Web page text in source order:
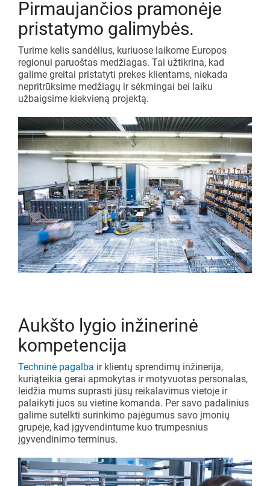
Pirmaujančios pramonėje
pristatymo galimybės.
Turime kelis sandėlius, kuriuose laikome Europos
regionui paruoštas medžiagas. Tai užtikrina, kad
galime greitai pristatyti prekes klientams, niekada
nepritrūksime medžiagų ir sėkmingai bei laiku
užbaigsime kiekvieną projektą.
Aukšto lygio inžinerinė
kompetencija
Techninė pagalba ir klientų sprendimų inžinerija,
kuriąteikia gerai apmokytas ir motyvuotas personalas,
leidžia mums suprasti jūsų reikalavimus vietoje ir
palaikyti juos su vietine komanda. Per savo padalinius
galime sutelkti surinkimo pajėgumus savo įmonių
grupėje, kad įgyvendintume kuo trumpesnius
įgyvendinimo terminus.